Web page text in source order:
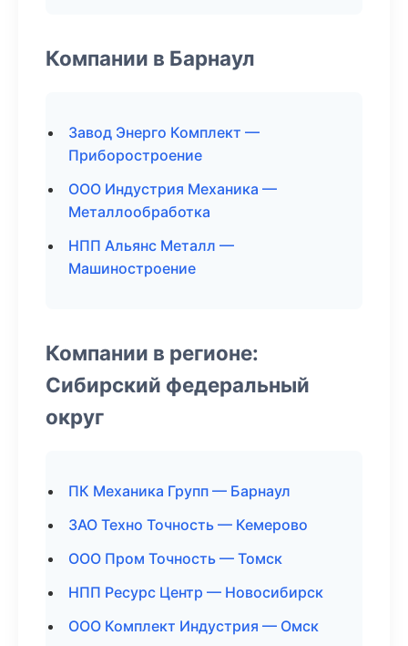
Компании в Барнаул
Завод Энерго Комплект —
Приборостроение
ООО Индустрия Механика —
Металлообработка
НПП Альянс Металл —
Машиностроение
Компании в регионе:
Сибирский федеральный
округ
ПК Механика Групп — Барнаул
ЗАО Техно Точность — Кемерово
ООО Пром Точность — Томск
НПП Ресурс Центр — Новосибирск
ООО Комплект Индустрия — Омск